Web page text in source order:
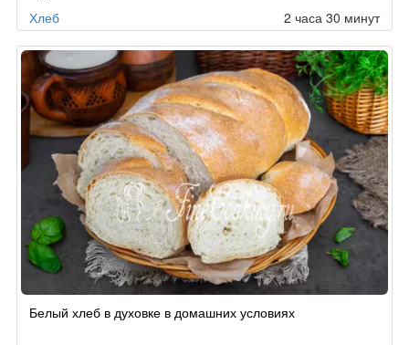
Хлеб
2 часа 30 минут
Белый хлеб в духовке в домашних условиях